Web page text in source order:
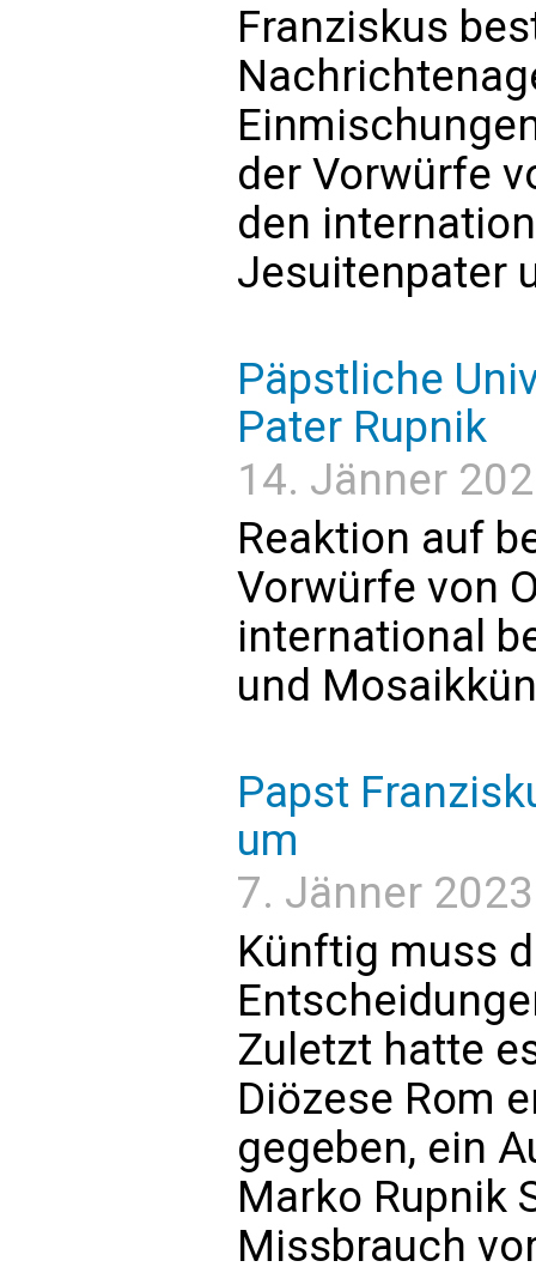
Franziskus
der Vorwürfe
den
Jesuitenpater
Päpstliche
Pater Rupnik
14. Jänner
Reaktion auf
Vorwürfe von
international
und
Papst
um
7. Jänner
Künftig muss
Zuletzt hatte
Diözese Rom
gegeben, ein
Marko Rupnik
Missbrauch